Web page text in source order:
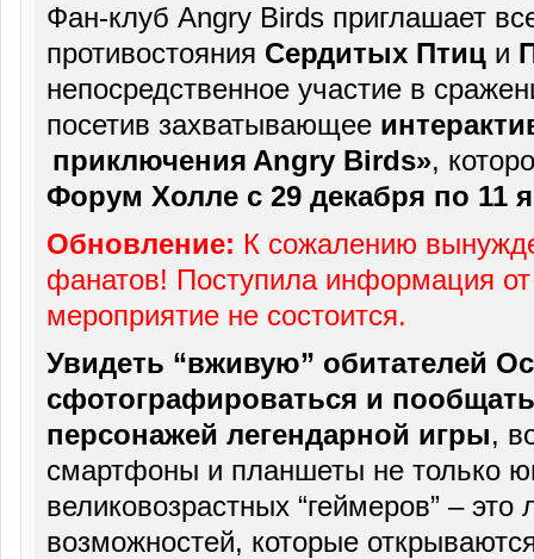
Фан-клуб Angry Birds приглашает
противостояния Сердитых Птици
непосредственное участие в
посетив захватывающее
приключения Angry Birds»,
Форум Холле с 29 декабря по 11
Обновление: К сожалению
фанатов! Поступила информация от
мероприятие не состоится.
Увидеть “вживую” обитателей
сфотографироваться и
персонажей легендарной игры,
смартфоны и планшеты не только
великовозрастных “геймеров” –
возможностей, которые